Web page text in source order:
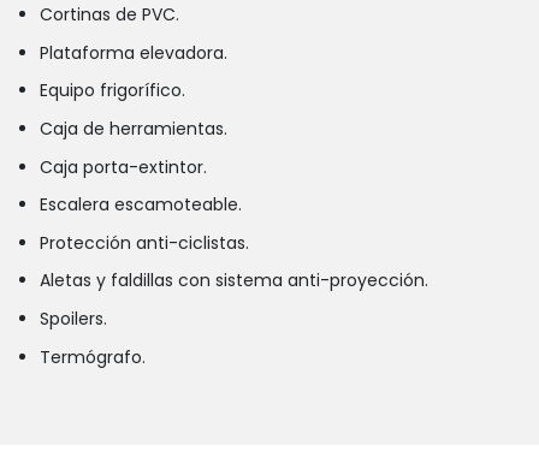
Cortinas de PVC.
Plataforma elevadora.
Equipo frigorífico.
Caja de herramientas.
Caja porta-extintor.
Escalera escamoteable.
Protección anti-ciclistas.
Aletas y faldillas con sistema anti-proyección.
Spoilers.
Termógrafo.